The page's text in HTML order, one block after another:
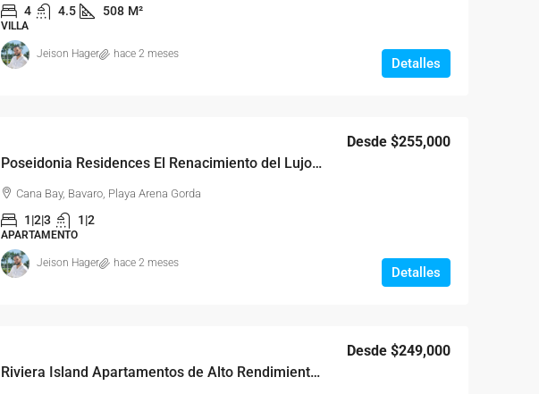
4 4.5 508 M²
VILLA
Detalles
Jeison Hager hace 2 meses
Poseidonia Residences El Renacimiento del Lujo Clásico en el Caribe
Desde $255,000
Cana Bay, Bavaro, Playa Arena Gorda
1|2|3 1|2
APARTAMENTO
Detalles
Jeison Hager hace 2 meses
Riviera Island Apartamentos de Alto Rendimiento en Zona Hotelera de Bávaro
Desde $249,000